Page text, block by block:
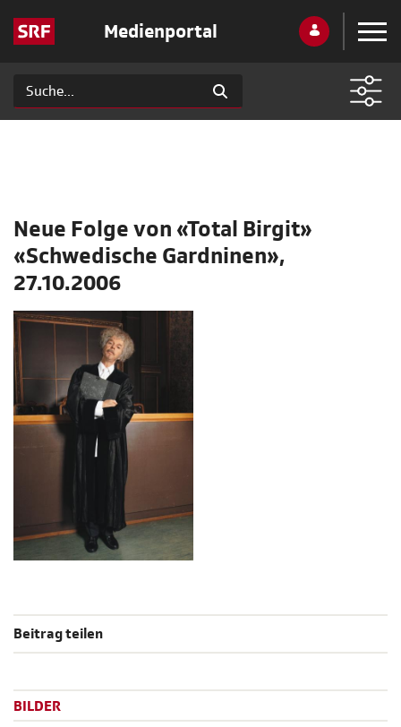
Medienportal
Neue Folge von «Total Birgit»
«Schwedische Gardninen»,
27.10.2006
Beitrag teilen
BILDER